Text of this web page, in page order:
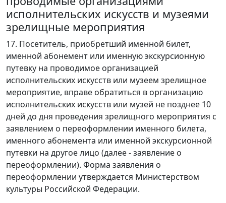
исполнительских искусств и музеями
зрелищные мероприятия
17. Посетитель, приобретший именной билет,
именной абонемент или именную экскурсионную
путевку на проводимое организацией
исполнительских искусств или музеем зрелищное
мероприятие, вправе обратиться в организацию
исполнительских искусств или музей не позднее 10
дней до дня проведения зрелищного мероприятия с
заявлением о переоформлении именного билета,
именного абонемента или именной экскурсионной
путевки на другое лицо (далее - заявление о
переоформлении). Форма заявления о
переоформлении утверждается Министерством
культуры Российской Федерации.